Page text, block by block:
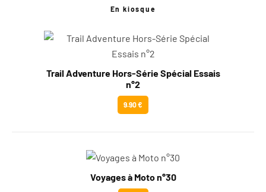
En kiosque
Trail Adventure Hors-Série Spécial Essais
n°2
9.90 €
Voyages à Moto n°30